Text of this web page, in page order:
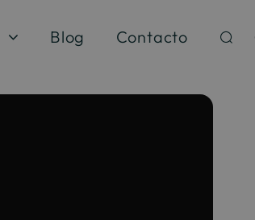
Blog Contacto